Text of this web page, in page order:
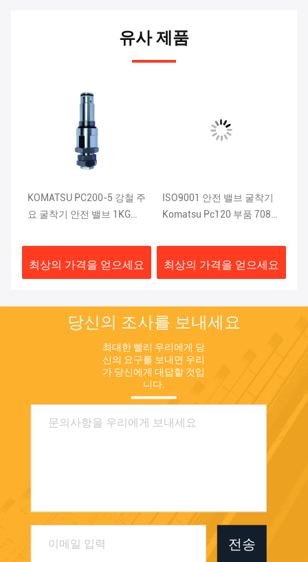
유사 제품
KOMATSU PC200-5 강철 주
요 굴착기 안전 밸브 1KG
최상의 가격을 얻으세요
ISO9001 안전 밸브 굴착기
Komatsu Pc120 부품 708-
최상의 가격을 얻으세요
당신의 조사를 보내세요
최대한 빨리 우리에게 당
신의 요구를 보내면 우리
가 당신에게 대답할 것입
니다.
전송